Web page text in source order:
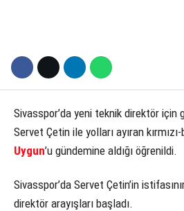
Sivasspor’da yeni teknik direktör için
Servet Çetin ile yolları ayıran
Uygun’u gündemine aldığı öğrenildi.
Sivasspor’da Servet Çetin’in
direktör arayışları başladı.